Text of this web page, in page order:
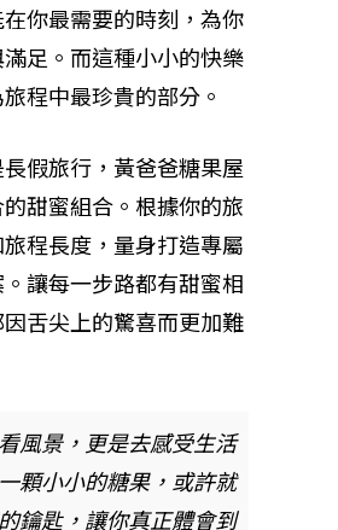
你最需要的時刻，為你
足。而這種小小的快樂
程中最珍貴的部分。
假旅行，黃爸爸糖果屋
甜蜜組合。根據你的旅
程長度，量身打造專屬
讓每一步路都有甜蜜相
舌尖上的驚喜而更加難
風景，更是去感受生活
顆小小的糖果，或許就
鑰匙，讓你真正體會到